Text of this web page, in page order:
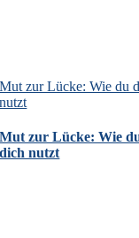
Mut zur Lücke: Wie du
nutzt
Mut zur Lücke: Wie
dich nutzt